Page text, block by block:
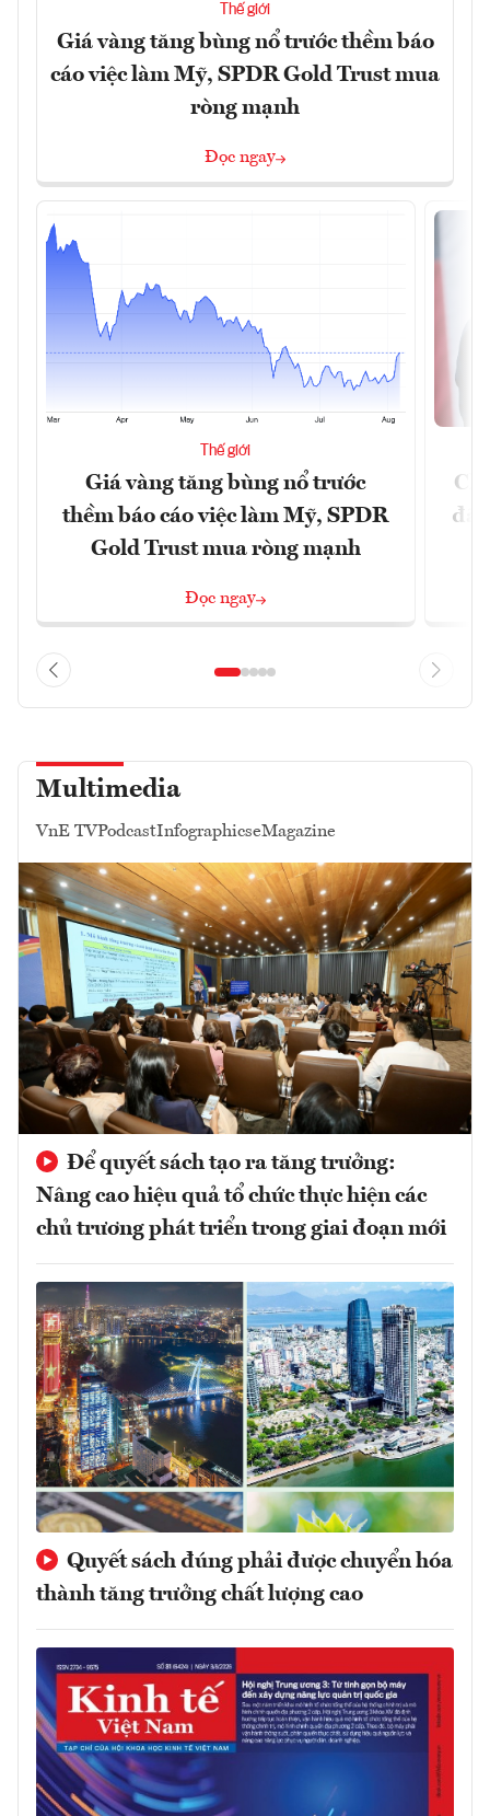
Thế giới
Giá vàng tăng bùng nổ trước thềm báo
cáo việc làm Mỹ, SPDR Gold Trust mua
ròng mạnh
Đọc ngay
Thế giới
Giá vàng tăng bùng nổ trước
thềm báo cáo việc làm Mỹ, SPDR
Gold Trust mua ròng mạnh
Đọc ngay
đã
Multimedia
VnE TVPodcastInfographicseMagazine
Để quyết sách tạo ra tăng trưởng:
Nâng cao hiệu quả tổ chức thực hiện các
chủ trương phát triển trong giai đoạn mới
Quyết sách đúng phải được chuyển hóa
thành tăng trưởng chất lượng cao